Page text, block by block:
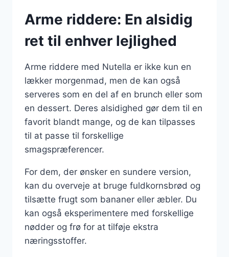
Arme riddere: En alsidig
ret til enhver lejlighed
Arme riddere med Nutella er ikke kun en
lækker morgenmad, men de kan også
serveres som en del af en brunch eller som
en dessert. Deres alsidighed gør dem til en
favorit blandt mange, og de kan tilpasses
til at passe til forskellige
smagspræferencer.
For dem, der ønsker en sundere version,
kan du overveje at bruge fuldkornsbrød og
tilsætte frugt som bananer eller æbler. Du
kan også eksperimentere med forskellige
nødder og frø for at tilføje ekstra
næringsstoffer.